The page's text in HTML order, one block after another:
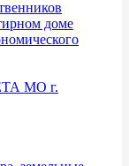
доме
МО г.